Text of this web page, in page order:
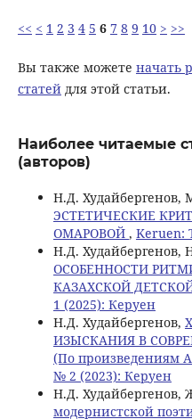
<< < 1 2 3 4 5 6 7 8 9 10 > >>
Вы также можете начать
статейдля этой статьи.
Наиболее читаемые
(авторов)
Н.Д. Худайбергенов,
ЭСТЕТИЧЕСКИЕ
ОМАРОВОЙ , Keruen:
Н.Д. Худайбергенов,
ОСОБЕННОСТИ
КАЗАХСКОЙ
1 (2025): Керуен
Н.Д. Худайбергенов,
ИЗЫСКАНИЯ В
(По произведениям
№ 2 (2023): Керуен
Н.Д. Худайбергенов,
модернистской